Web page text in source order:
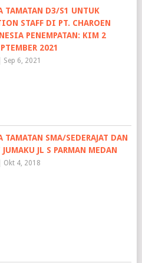
TAMATAN D3/S1 UNTUK
STAFF DI PT. CHAROEN
PENEMPATAN: KIM 2
2021
Sep 6, 2021
TAMATAN SMA/SEDERAJAT DAN
JL S PARMAN MEDAN
Okt 4, 2018